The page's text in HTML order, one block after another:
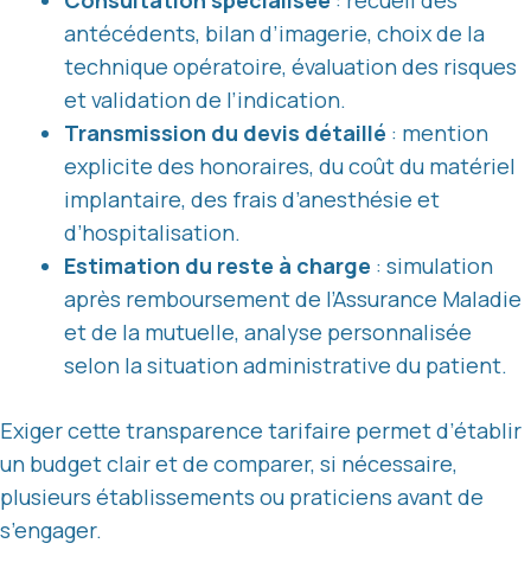
antécédents, bilan d’imagerie, choix de la
technique opératoire, évaluation des risques
et validation de l’indication.
Transmission du devis détaillé : mention
explicite des honoraires, du coût du matériel
implantaire, des frais d’anesthésie et
d’hospitalisation.
Estimation du reste à charge : simulation
après remboursement de l’Assurance Maladie
et de la mutuelle, analyse personnalisée
selon la situation administrative du patient.
Exiger cette transparence tarifaire permet d’établir
un budget clair et de comparer, si nécessaire,
plusieurs établissements ou praticiens avant de
s’engager.